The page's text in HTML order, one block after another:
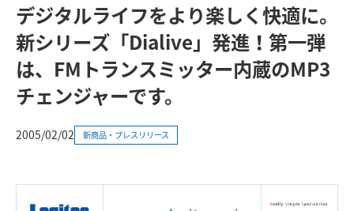
デジタルライフをより楽しく快適に。
新シリーズ「Dialive」発進！第一弾
は、FMトランスミッター内蔵のMP3
チェンジャーです。
2005/02/02 新商品・プレスリリース